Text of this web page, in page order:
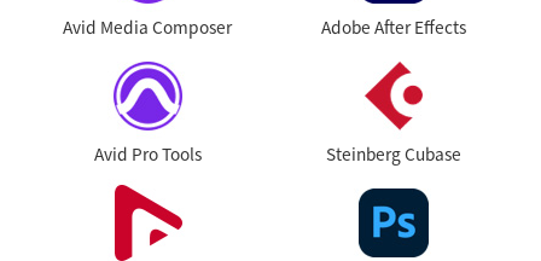
Avid Media Composer Adobe After Effects
Avid Pro Tools Steinberg Cubase